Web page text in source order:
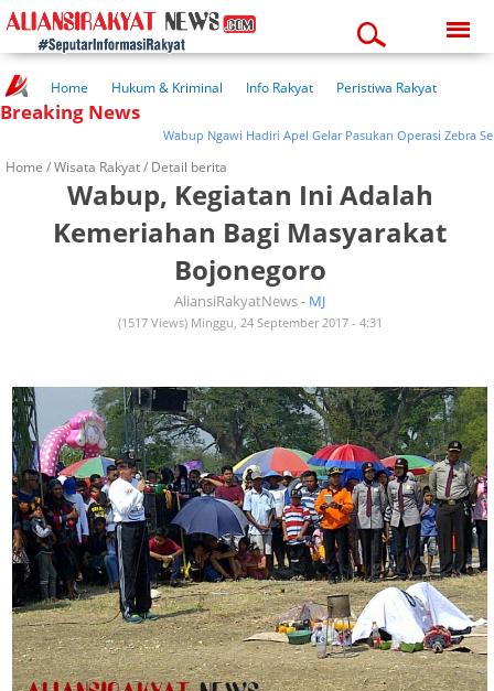
11:38:38 am
Home Hukum & Kriminal Info Rakyat
Peristiwa Rakyat
Kuliner Rakyat
Wisata Rakyat
Kesehatan
Breaking News
Wabup Ngawi Hadiri Apel Gelar Pasukan Operasi Zebra Semeru
Home /Wisata Rakyat/ Detail berita
Wabup, Kegiatan Ini Adalah
Kemeriahan Bagi Masyarakat
Bojonegoro
AliansiRakyatNews - MJ
(1517 Views) Minggu, 24 September 2017 - 4:31